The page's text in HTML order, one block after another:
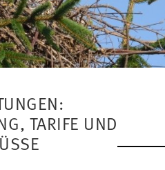
TARIFE UND